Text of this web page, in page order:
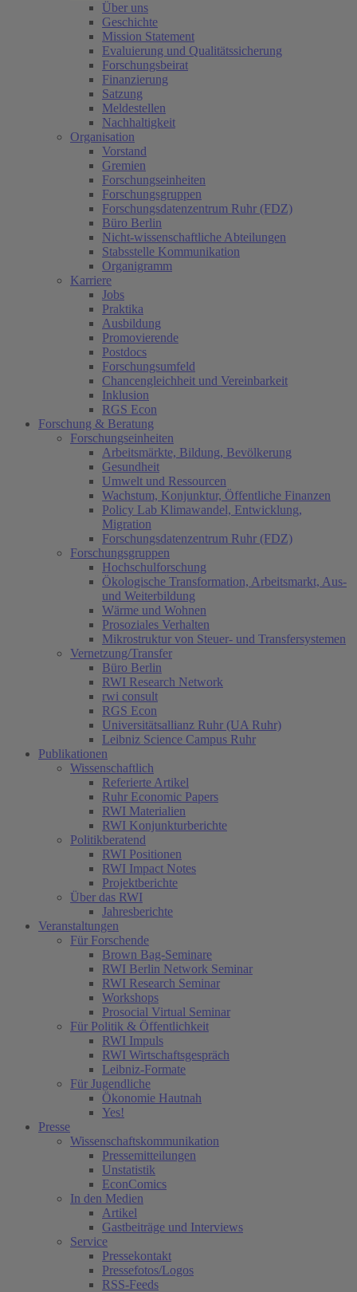
Über uns
Geschichte
Mission Statement
Evaluierung und Qualitätssicherung
Forschungsbeirat
Finanzierung
Satzung
Meldestellen
Nachhaltigkeit
Organisation
Vorstand
Gremien
Forschungseinheiten
Forschungsgruppen
Forschungsdatenzentrum Ruhr (FDZ)
Büro Berlin
Nicht-wissenschaftliche Abteilungen
Stabsstelle Kommunikation
Organigramm
Karriere
Jobs
Praktika
Ausbildung
Promovierende
Postdocs
Forschungsumfeld
Chancengleichheit und Vereinbarkeit
Inklusion
RGS Econ
Forschung & Beratung
Forschungseinheiten
Arbeitsmärkte, Bildung, Bevölkerung
Gesundheit
Umwelt und Ressourcen
Wachstum, Konjunktur, Öffentliche Finanzen
Policy Lab Klimawandel, Entwicklung,
Migration
Forschungsdatenzentrum Ruhr (FDZ)
Forschungsgruppen
Hochschulforschung
Ökologische Transformation, Arbeitsmarkt, Aus-
und Weiterbildung
Wärme und Wohnen
Prosoziales Verhalten
Mikrostruktur von Steuer- und Transfersystemen
Vernetzung/Transfer
Büro Berlin
RWI Research Network
rwi consult
RGS Econ
Universitätsallianz Ruhr (UA Ruhr)
Leibniz Science Campus Ruhr
Publikationen
Wissenschaftlich
Referierte Artikel
Ruhr Economic Papers
RWI Materialien
RWI Konjunkturberichte
Politikberatend
RWI Positionen
RWI Impact Notes
Projektberichte
Über das RWI
Jahresberichte
Veranstaltungen
Für Forschende
Brown Bag-Seminare
RWI Berlin Network Seminar
RWI Research Seminar
Workshops
Prosocial Virtual Seminar
Für Politik & Öffentlichkeit
RWI Impuls
RWI Wirtschaftsgespräch
Leibniz-Formate
Für Jugendliche
Ökonomie Hautnah
Yes!
Presse
Wissenschaftskommunikation
Pressemitteilungen
Unstatistik
EconComics
In den Medien
Artikel
Gastbeiträge und Interviews
Service
Pressekontakt
Pressefotos/Logos
RSS-Feeds